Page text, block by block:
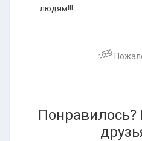
людям!!!
Понравилось?